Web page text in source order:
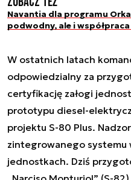
Navantia dla programu
podwodny, ale i
W ostatnich latach
odpowiedzialny za
certyfikację załogi
prototypu diesel-
projektu S-80 Plus.
zintegrowanego systemu
jednostkach. Dziś